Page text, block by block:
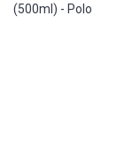
(500ml) - Polo